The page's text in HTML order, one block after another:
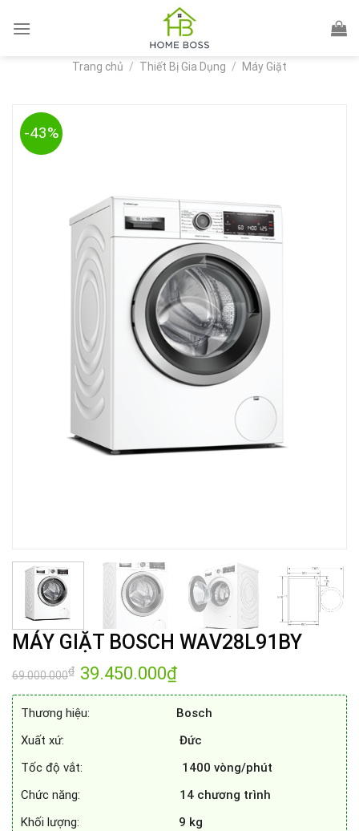
Trang chủ / Thiết Bị Gia Dụng / Máy Giặt
-43%
MÁY GIẶT BOSCH WAV28L91BY
69.000.000₫ Giá
gốc
là:
39.450.000₫Giá
tại
39.450.000₫.
Thương hiệu:
Bosch
Xuất xứ: Đức
Tốc độ vắt:
1400 vòng/phút
Chức năng: 14 chương trình
Khối lượng: 9 kg